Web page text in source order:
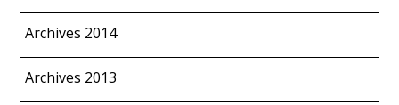
Archives 2014
Archives 2013